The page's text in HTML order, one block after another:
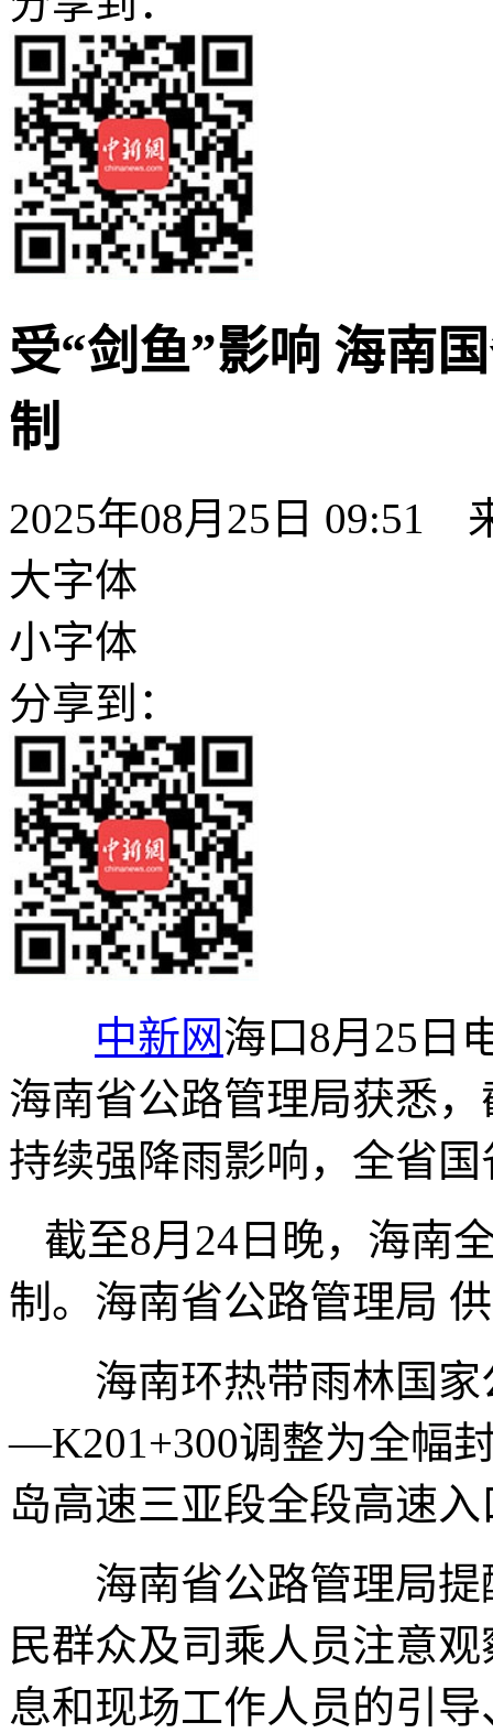
受“剑鱼”影响 海南
制
2025年08月25日 09:51
大字体
小字体
分享到：
中新网海口8月25日
海南省公路管理局获悉
持续强降雨影响，全省
截至8月24日晚，海南
制。海南省公路管理局
海南环热带雨林国家
—K201+300调整为全幅
岛高速三亚段全段高速
海南省公路管理局提
民群众及司乘人员注意
息和现场工作人员的引